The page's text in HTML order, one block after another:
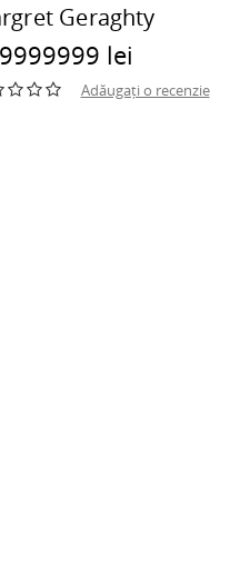
Geraghty
lei
Adăugați o recenzie